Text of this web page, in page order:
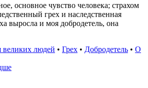
основное чувство человека; страхом
грех и наследственная
выросла и моя добродетель, она
великих людей • Грех • Добродетель • О